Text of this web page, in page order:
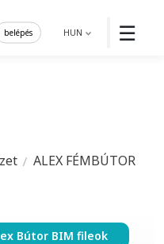
☰
HUN
belépés
ALEX FÉMBÚTOR
Bútor BIM fileok